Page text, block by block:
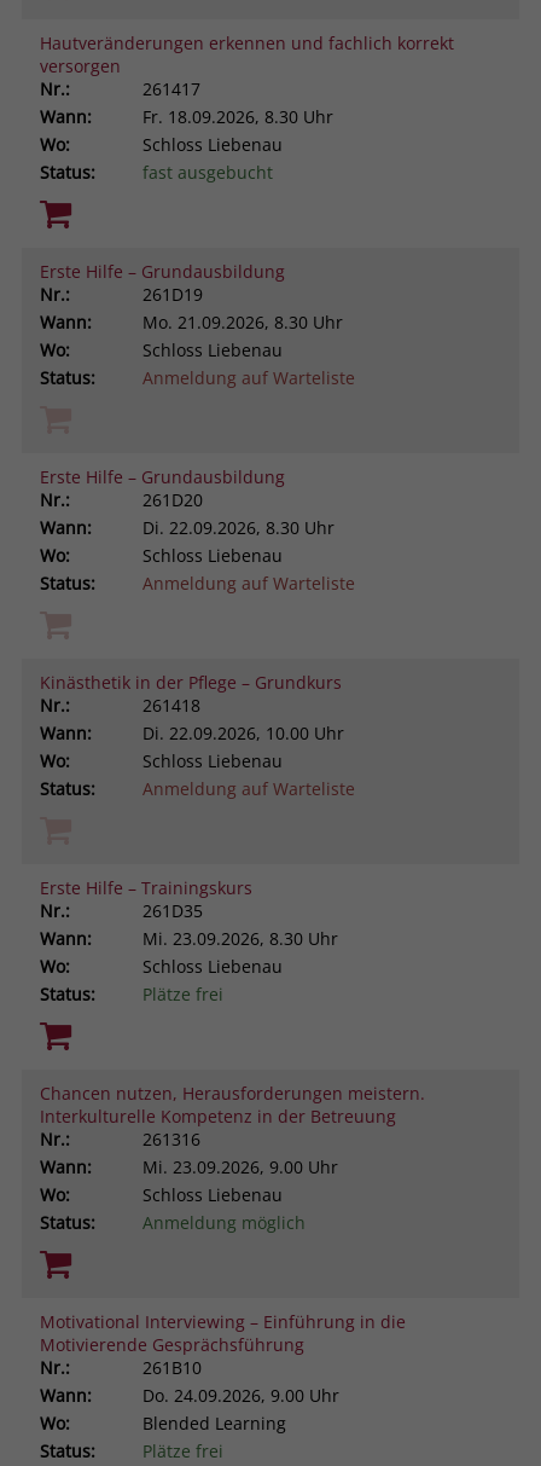
Hautveränderungen erkennen und fachlich korrekt
versorgen
Nr.:
261417
Wann:
Fr. 18.09.2026, 8.30 Uhr
Wo:
Schloss Liebenau
Status:
fast ausgebucht
Erste Hilfe – Grundausbildung
Nr.:
261D19
Wann:
Mo. 21.09.2026, 8.30 Uhr
Wo:
Schloss Liebenau
Status:
Anmeldung auf Warteliste
Erste Hilfe – Grundausbildung
Nr.:
261D20
Wann:
Di. 22.09.2026, 8.30 Uhr
Wo:
Schloss Liebenau
Status:
Anmeldung auf Warteliste
Kinästhetik in der Pflege – Grundkurs
Nr.:
261418
Wann:
Di. 22.09.2026, 10.00 Uhr
Wo:
Schloss Liebenau
Status:
Anmeldung auf Warteliste
Erste Hilfe – Trainingskurs
Nr.:
261D35
Wann:
Mi. 23.09.2026, 8.30 Uhr
Wo:
Schloss Liebenau
Status:
Plätze frei
Chancen nutzen, Herausforderungen meistern.
Interkulturelle Kompetenz in der Betreuung
Nr.:
261316
Wann:
Mi. 23.09.2026, 9.00 Uhr
Wo:
Schloss Liebenau
Status:
Anmeldung möglich
Motivational Interviewing – Einführung in die
Motivierende Gesprächsführung
Nr.:
261B10
Wann:
Do. 24.09.2026, 9.00 Uhr
Wo:
Blended Learning
Status:
Plätze frei